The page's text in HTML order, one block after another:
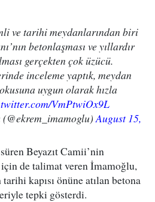
ve tarihi meydanlarından biri
betonlaşması ve yıllardır
gerçekten çok üzücü.
inceleme yaptık, meydan
uygun olarak hızla
VmPtwiOx9L
August 15,
Beyazıt Camii’nin
de talimat veren İmamoğlu,
kapısı önüne atılan betona
tepki gösterdi.